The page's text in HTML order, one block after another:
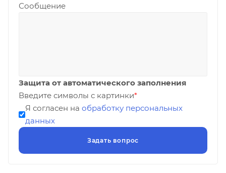
Сообщение
Защита от автоматического заполнения
Введите символы с картинки*
Я согласен на обработку персональных
данных